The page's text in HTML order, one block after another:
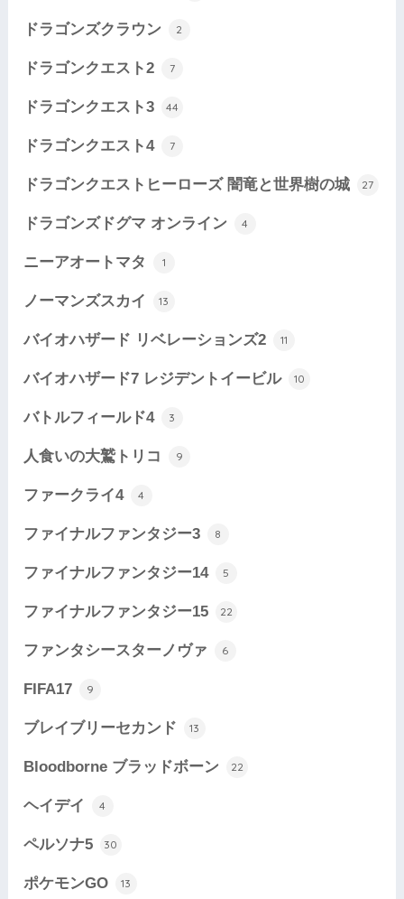
ドラゴンズクラウン 2
ドラゴンクエスト2 7
ドラゴンクエスト3 44
ドラゴンクエスト4 7
ドラゴンクエストヒーローズ 闇竜と世界樹の城 27
ドラゴンズドグマ オンライン 4
ニーアオートマタ 1
ノーマンズスカイ 13
バイオハザード リベレーションズ2 11
バイオハザード7 レジデントイービル 10
バトルフィールド4 3
人食いの大鷲トリコ 9
ファークライ4 4
ファイナルファンタジー3 8
ファイナルファンタジー14 5
ファイナルファンタジー15 22
ファンタシースターノヴァ 6
FIFA17 9
ブレイブリーセカンド 13
Bloodborne ブラッドボーン 22
ヘイデイ 4
ペルソナ5 30
ポケモンGO 13